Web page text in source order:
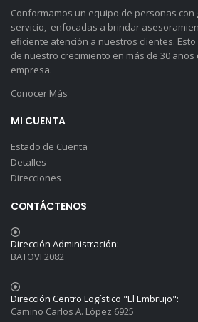
Conformamos un equipo de personas con
servicio, enfocadas a brindar
eficiente atención a nuestros clientes.
de nuestro crecimiento en más de 30 años
empresa.
Conocer Más
MI CUENTA
Estado de Cuenta
Detalles
Direcciones
CONTÁCTENOS
Dirección Administración:
BATOVI 2082
Dirección Centro Logístico "El Embrujo":
Camino Carlos A. López 6925